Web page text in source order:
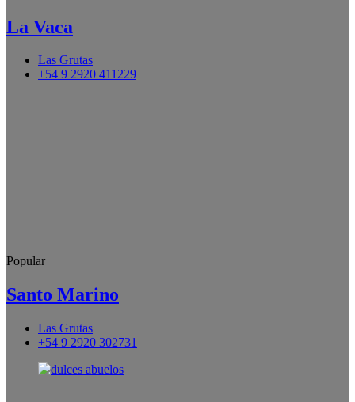
La Vaca
Las Grutas
+54 9 2920 411229
Popular
Santo Marino
Las Grutas
+54 9 2920 302731